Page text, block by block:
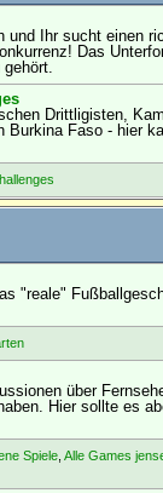
und Ihr sucht einen
Das
Drittligisten,
Burkina Faso - hier
"reale"
über
Hier sollte es
Spiele, Alle Games